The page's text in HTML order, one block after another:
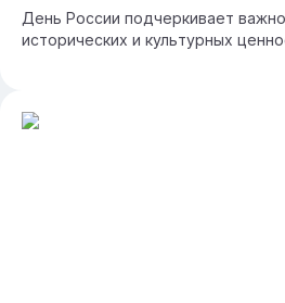
День России подчеркивает
исторических и культурных